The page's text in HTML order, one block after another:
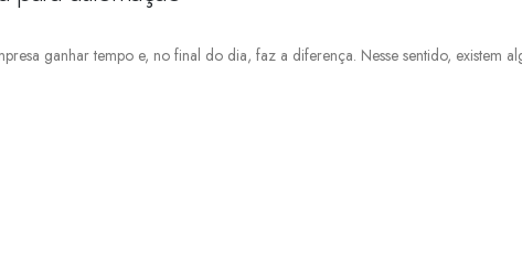
ganhar tempo e, no final do dia, faz a diferença. Nesse sentido, existem